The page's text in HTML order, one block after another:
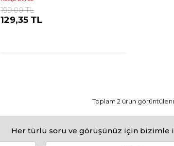
199,00 TL
129,35 TL
Toplam 2 ürün
Her türlü soru ve görüşünüz için bizimle